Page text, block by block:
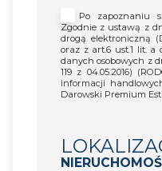
Po zapoznaniu
Zgodnie z ustawą z
drogą elektroniczną
oraz z art.6 ust.1 lit. a
danych osobowych z
119 z 04.05.2016)
informacji
Darowski Premium